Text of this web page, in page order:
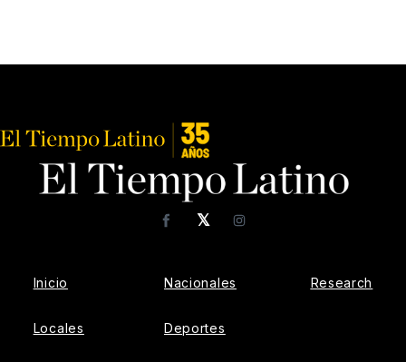
𝕏
FacebookInstagram
Inicio
Locales
Nacionales
Deportes
Research